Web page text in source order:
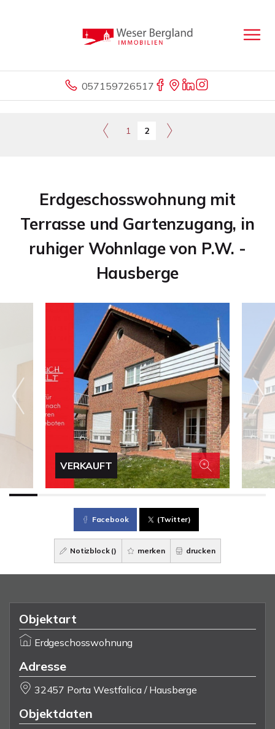
057159726517
1 2
Erdgeschosswohnung mit
Terrasse und Gartenzugang, in
ruhiger Wohnlage von P.W. -
Hausberge
VERKAUFT
Facebook (Twitter)
Notizblock () merken drucken
Objektart
Erdgeschosswohnung
Adresse
32457 Porta Westfalica / Hausberge
Objektdaten